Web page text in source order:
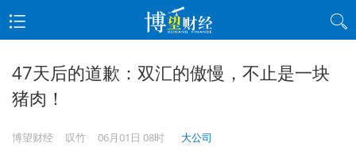
47天后的道歉：双汇的傲慢，不止是一块
猪肉！
博望财经 叹竹 06月01日 08时 大公司